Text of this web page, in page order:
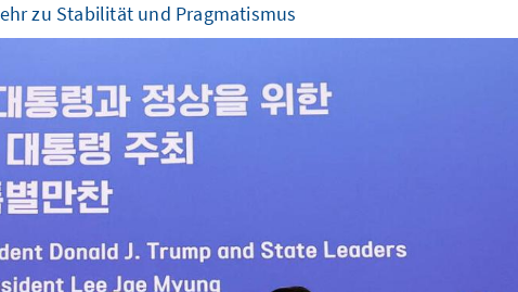
zu Stabilität und Pragmatismus